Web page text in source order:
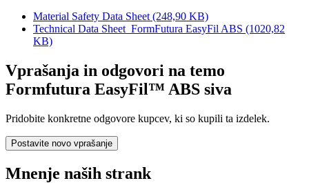
Material Safety Data Sheet (248,90 KB)
Technical Data Sheet_FormFutura EasyFil ABS (1020,82
KB)
Vprašanja in odgovori na temo
Formfutura EasyFil™ ABS siva
Pridobite konkretne odgovore kupcev, ki so kupili ta izdelek.
Postavite novo vprašanje
Mnenje naših strank